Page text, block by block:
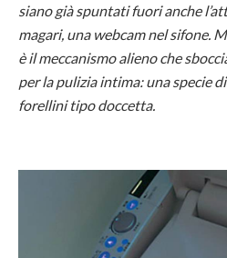
siano già spuntati fuori anche
magari, una webcam nel sifone.
è il meccanismo alieno che
per la pulizia intima: una specie
forellini tipo doccetta.